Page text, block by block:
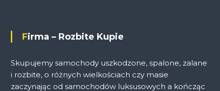
Firma – Rozbite Kupie
Skupujemy samochody uszkodzone, spalone, zalane
i rozbite, o różnych wielkościach czy masie
zaczynając od samochodów luksusowych a kończąc